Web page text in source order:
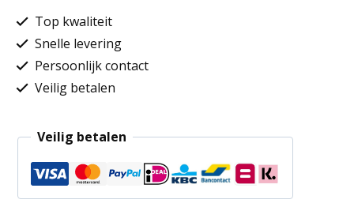
Top kwaliteit
Snelle levering
Persoonlijk contact
Veilig betalen
Veilig betalen